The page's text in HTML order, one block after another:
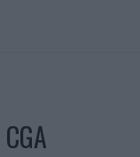
CGA